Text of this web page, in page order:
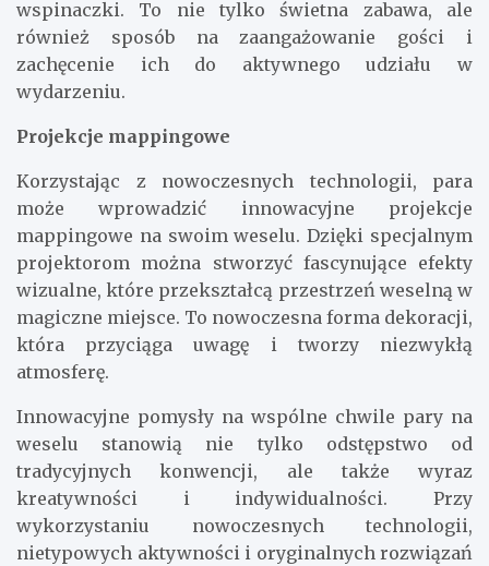
wspinaczki. To nie tylko świetna zabawa, ale
również sposób na zaangażowanie gości i
zachęcenie ich do aktywnego udziału w
wydarzeniu.
Projekcje mappingowe
Korzystając z nowoczesnych technologii, para
może wprowadzić innowacyjne projekcje
mappingowe na swoim weselu. Dzięki specjalnym
projektorom można stworzyć fascynujące efekty
wizualne, które przekształcą przestrzeń weselną w
magiczne miejsce. To nowoczesna forma dekoracji,
która przyciąga uwagę i tworzy niezwykłą
atmosferę.
Innowacyjne pomysły na wspólne chwile pary na
weselu stanowią nie tylko odstępstwo od
tradycyjnych konwencji, ale także wyraz
kreatywności i indywidualności. Przy
wykorzystaniu nowoczesnych technologii,
nietypowych aktywności i oryginalnych rozwiązań